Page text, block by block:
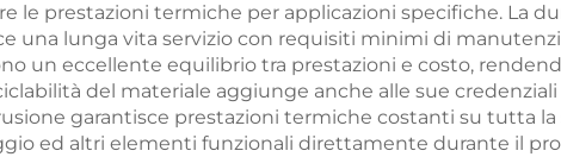
le prestazioni termiche per applicazioni specifiche. La
una lunga vita servizio con requisiti minimi di
un eccellente equilibrio tra prestazioni e costo,
del materiale aggiunge anche alle sue
garantisce prestazioni termiche costanti su tutta
ed altri elementi funzionali direttamente durante il